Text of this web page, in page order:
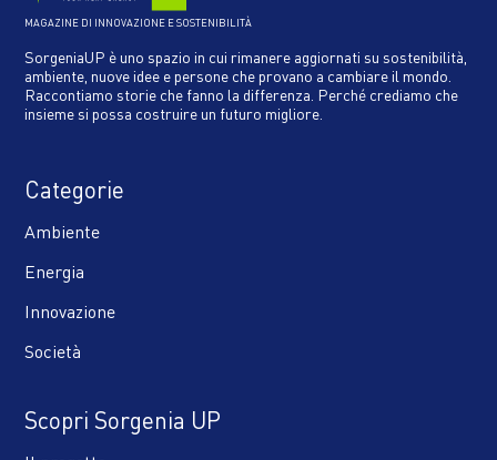
MAGAZINE DI INNOVAZIONE E SOSTENIBILITÀ
SorgeniaUP è uno spazio in cui rimanere aggiornati su sostenibilità,
ambiente, nuove idee e persone che provano a cambiare il mondo.
Raccontiamo storie che fanno la differenza. Perché crediamo che
insieme si possa costruire un futuro migliore.
Categorie
Ambiente
Energia
Innovazione
Società
Scopri Sorgenia UP